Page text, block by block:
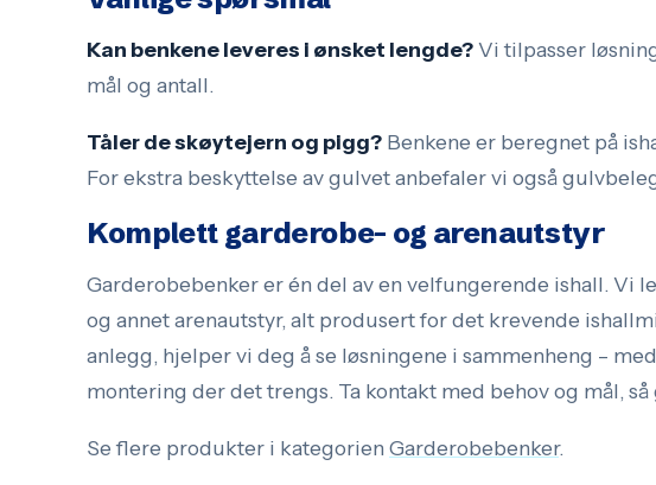
Kan benkene leveres i ønsket lengde?Vi tilpasser
mål og antall.
Tåler de skøytejern og pigg? Benkene er beregnet på
For ekstra beskyttelse av gulvet anbefaler vi også
Komplett garderobe- og arenautstyr
Garderobebenker er én del av en velfungerende ishall. Vi
og annet arenautstyr, alt produsert for det krevende
anlegg, hjelper vi deg å se løsningene i sammenheng –
montering der det trengs. Ta kontakt med behov og mål,
Se flere produkter i kategorien Garderobebenker.